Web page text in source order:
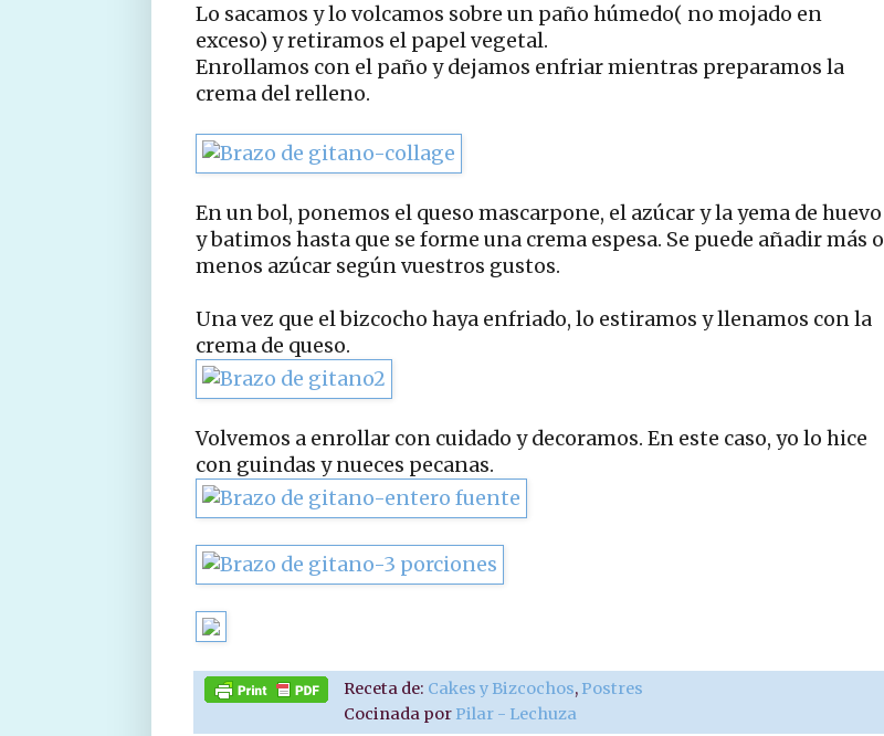
Lo sacamos y lo volcamos sobre un paño húmedo( no mojado en
exceso) y retiramos el papel vegetal.
Enrollamos con el paño y dejamos enfriar mientras preparamos la
crema del relleno.
En un bol, ponemos el queso mascarpone, el azúcar y la yema de huevo
y batimos hasta que se forme una crema espesa. Se puede añadir más o
menos azúcar según vuestros gustos.
Una vez que el bizcocho haya enfriado, lo estiramos y llenamos con la
crema de queso.
Volvemos a enrollar con cuidado y decoramos. En este caso, yo lo hice
con guindas y nueces pecanas.
Receta de: Cakes y Bizcochos, Postres
Cocinada por Pilar - Lechuza